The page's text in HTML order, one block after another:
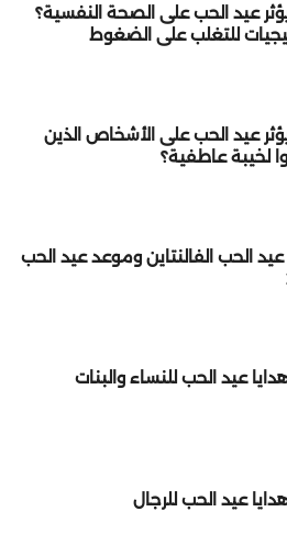
عيد الحب على الصحة النفسية؟
للتغلب على الضغوط
عيد الحب على الأشخاص الذين
لخيبة عاطفية؟
الحب الفالنتاين وموعد عيد الحب
عيد الحب للنساء والبنات
عيد الحب للرجال